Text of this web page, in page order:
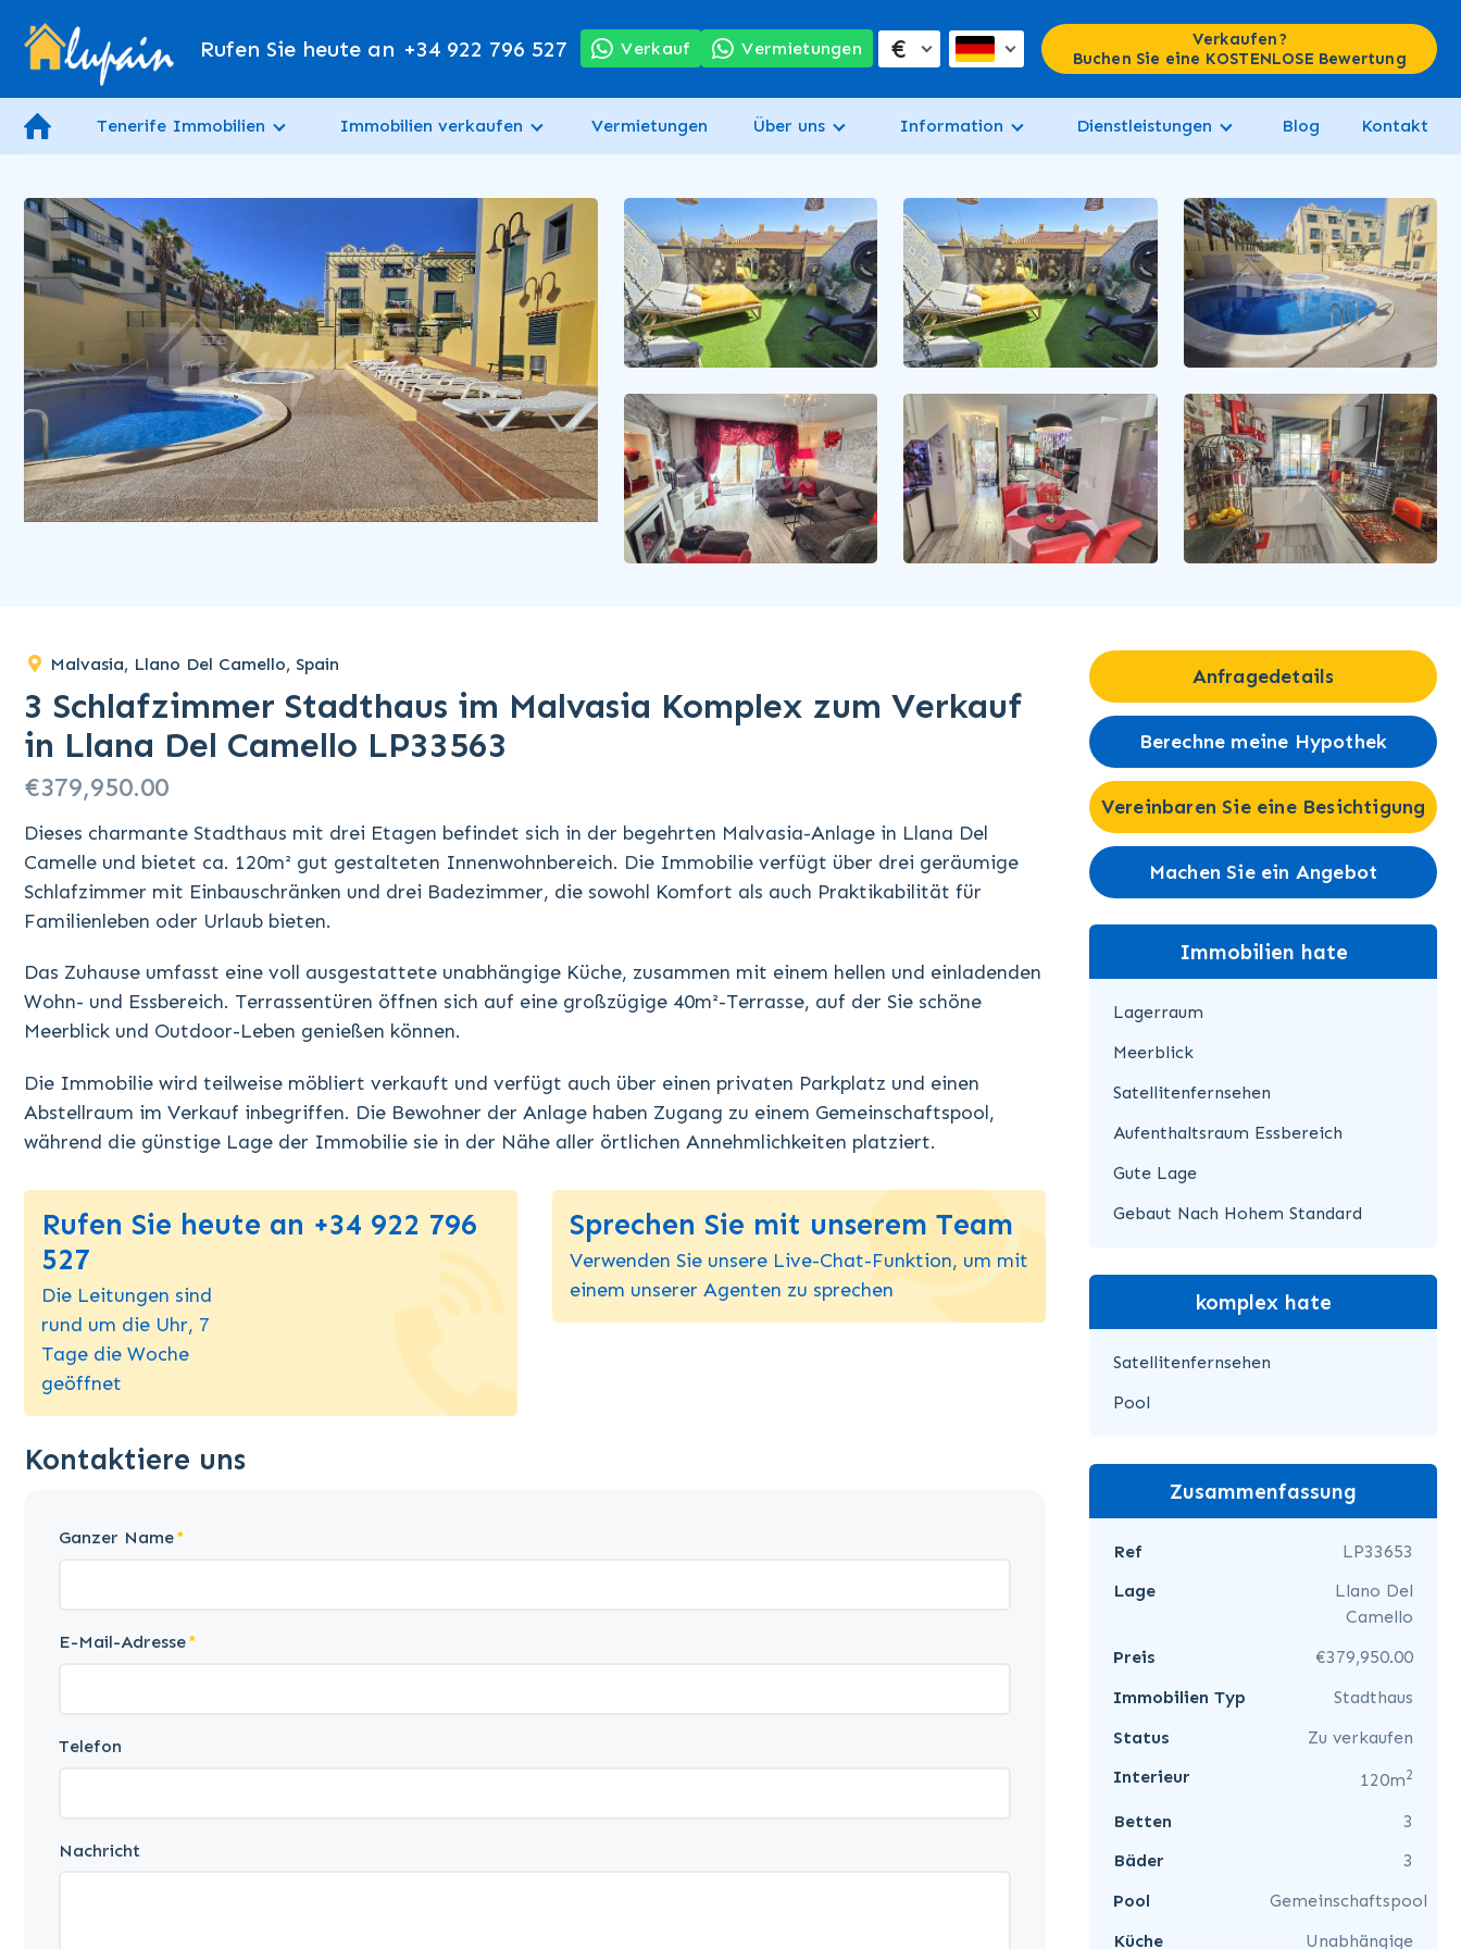
Rufen Sie heute an +34 922 796 527 Verkauf Vermietungen €
Verkaufen?
Buchen Sie eine KOSTENLOSE Bewertung
Tenerife Immobilien Immobilien verkaufen Vermietungen Über uns Information Dienstleistungen Blog Kontakt
Malvasia, Llano Del Camello, Spain
3 Schlafzimmer Stadthaus im Malvasia Komplex zum Verkauf
in Llana Del Camello LP33563
€379,950.00
Dieses charmante Stadthaus mit drei Etagen befindet sich in der begehrten Malvasia-Anlage in Llana Del
Camelle und bietet ca. 120m² gut gestalteten Innenwohnbereich. Die Immobilie verfügt über drei geräumige
Schlafzimmer mit Einbauschränken und drei Badezimmer, die sowohl Komfort als auch Praktikabilität für
Familienleben oder Urlaub bieten.
Das Zuhause umfasst eine voll ausgestattete unabhängige Küche, zusammen mit einem hellen und einladenden
Wohn- und Essbereich. Terrassentüren öffnen sich auf eine großzügige 40m²-Terrasse, auf der Sie schöne
Meerblick und Outdoor-Leben genießen können.
Die Immobilie wird teilweise möbliert verkauft und verfügt auch über einen privaten Parkplatz und einen
Abstellraum im Verkauf inbegriffen. Die Bewohner der Anlage haben Zugang zu einem Gemeinschaftspool,
während die günstige Lage der Immobilie sie in der Nähe aller örtlichen Annehmlichkeiten platziert.
Rufen Sie heute an +34 922 796
527
Die Leitungen sind
rund um die Uhr, 7
Tage die Woche
geöffnet
Sprechen Sie mit unserem Team
Verwenden Sie unsere Live-Chat-Funktion, um mit
einem unserer Agenten zu sprechen
Kontaktiere uns
Ganzer Name
E-Mail-Adresse
Telefon
Nachricht
Anfragedetails
Berechne meine Hypothek
Vereinbaren Sie eine Besichtigung
Machen Sie ein Angebot
Immobilien hate
Lagerraum
Meerblick
Satellitenfernsehen
Aufenthaltsraum Essbereich
Gute Lage
Gebaut Nach Hohem Standard
komplex hate
Satellitenfernsehen
Pool
Zusammenfassung
Ref
LP33653
Lage
Llano Del
Camello
Preis
€379,950.00
Immobilien Typ
Stadthaus
Status
Zu verkaufen
Interieur
120m2
Betten
3
Bäder
3
Pool
Gemeinschaftspool
Küche
Unabhängige